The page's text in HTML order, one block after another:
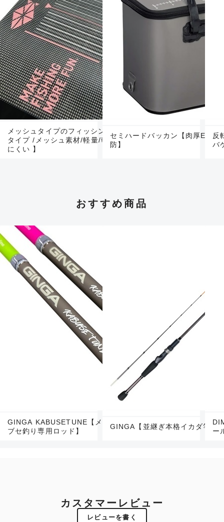
メッシュタイプのフィッシングメジャー【ワイド
タイプ /メッシュ素材/軽量/乾きやすい/癖がつき
にくい 】
セミハードバッカン【肉厚EVA
防】
反
バ
おすすめ商品
GINGA KABUSETUNE【メタルティップ搭載/カ
ブセ釣り専用ロッド】
GINGA【並継ぎ本格イカダ竿】
ー
カスタマーレビュー
レビューを書く